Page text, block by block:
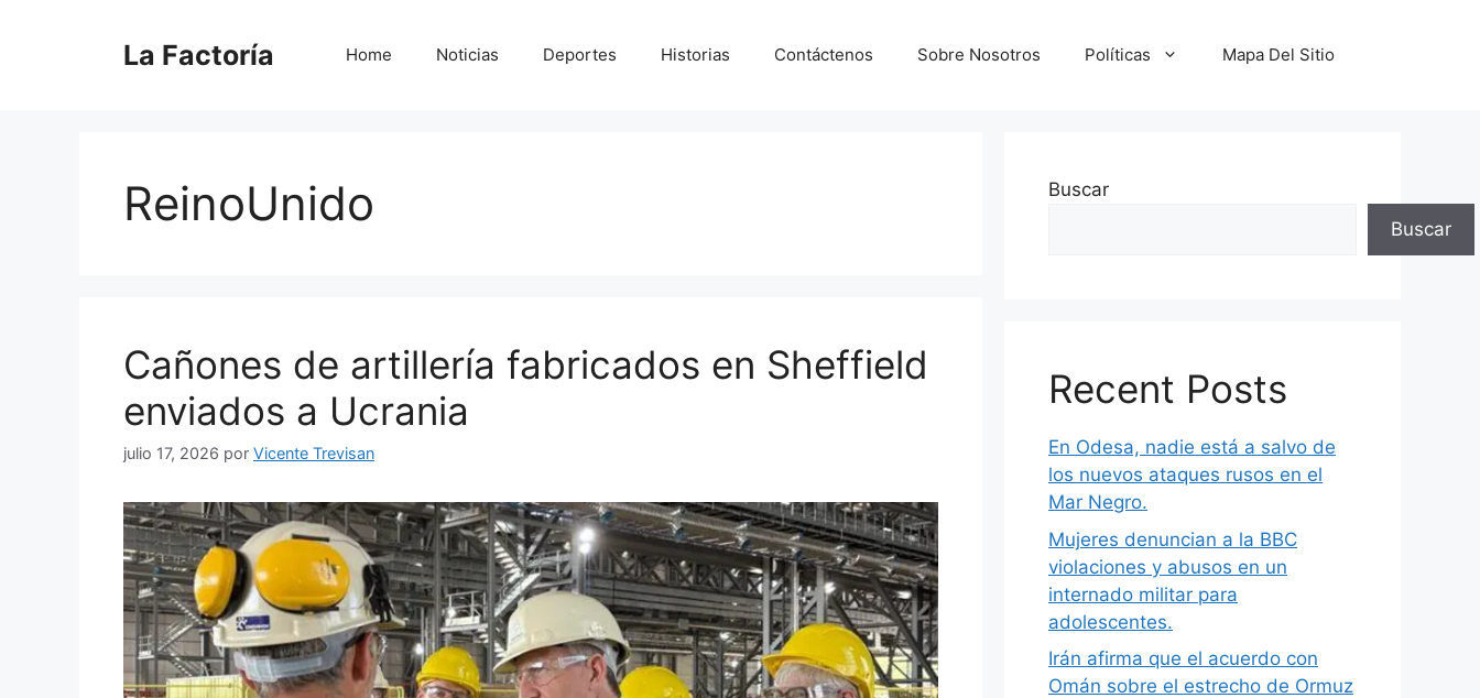
La Factoría Home Noticias Deportes Historias Contáctenos Sobre Nosotros Políticas Mapa Del Sitio
ReinoUnido
Cañones de artillería fabricados en Sheffield
enviados a Ucrania
julio 17, 2026 por Vicente Trevisan
Buscar
Buscar
Recent Posts
En Odesa, nadie está a salvo de
los nuevos ataques rusos en el
Mar Negro.
Mujeres denuncian a la BBC
violaciones y abusos en un
internado militar para
adolescentes.
Irán afirma que el acuerdo con
Omán sobre el estrecho de Ormuz